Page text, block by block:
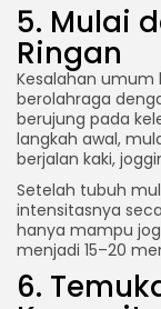
5. Mulai
Ringan
Kesalahan umum
berolahraga
berujung pada
langkah awal,
berjalan kaki,
Setelah tubuh
intensitasnya
hanya mampu
menjadi 15–20
6.